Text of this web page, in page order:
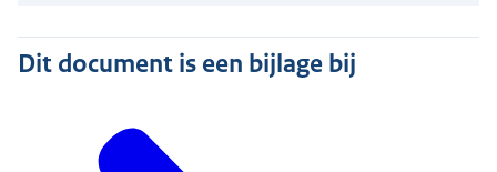
Dit document is een bijlage bij